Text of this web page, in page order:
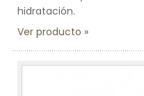
hidratación.
Ver producto